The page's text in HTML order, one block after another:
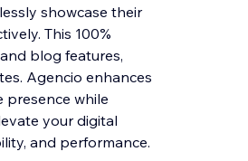
showcase their
This 100%
blog features,
Agencio enhances
while
your digital
and performance.